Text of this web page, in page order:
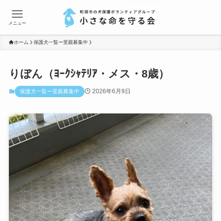
メニュー
ホーム 保護犬一覧ー里親募集中
りぼん（ﾖｰｸｼｬﾃﾘｱ・メス・8歳）
保護犬一覧ー里親募集中 2026年6月9日